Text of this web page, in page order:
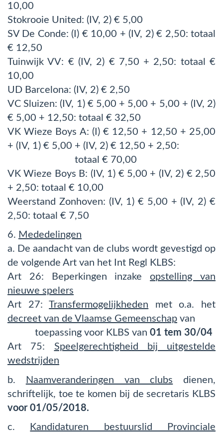
10,00
Stokrooie United: (IV, 2) € 5,00
SV De Conde: (I) € 10,00 + (IV, 2) € 2,50: totaal
€ 12,50
Tuinwijk VV: € (IV, 2) € 7,50 + 2,50: totaal €
10,00
UD Barcelona: (IV, 2) € 2,50
VC Sluizen: (IV, 1) € 5,00 + 5,00 + 5,00 + (IV, 2)
€ 5,00 + 12,50: totaal € 32,50
VK Wieze Boys A: (I) € 12,50 + 12,50 + 25,00
+ (IV, 1) € 5,00 + (IV, 2) € 12,50 + 2,50:
totaal € 70,00
VK Wieze Boys B: (IV, 1) € 5,00 + (IV, 2) € 2,50
+ 2,50: totaal € 10,00
Weerstand Zonhoven: (IV, 1) € 5,00 + (IV, 2) €
2,50: totaal € 7,50
6. Mededelingen
a. De aandacht van de clubs wordt gevestigd op
de volgende Art van het Int Regl KLBS:
Art 26: Beperkingen inzakeopstelling van
nieuwe spelers
Art 27:Transfermogelijkheden met o.a. het
decreet van de Vlaamse Gemeenschap van
toepassing voor KLBS van 01 tem 30/04
Art 75: Speelgerechtigheid bij uitgestelde
wedstrijden
b.
Naamveranderingen van clubs dienen,
schriftelijk, toe te komen bij de secretaris KLBS
voor 01/05/2018.
c.
Kandidaturen bestuurslid Provinciale